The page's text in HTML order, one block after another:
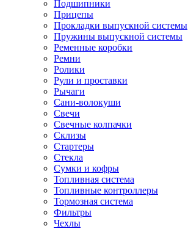
Подшипники
Прицепы
Прокладки выпускной системы
Пружины выпускной системы
Ременные коробки
Ремни
Ролики
Рули и проставки
Рычаги
Сани-волокуши
Свечи
Свечные колпачки
Склизы
Стартеры
Стекла
Сумки и кофры
Топливная система
Топливные контроллеры
Тормозная система
Фильтры
Чехлы